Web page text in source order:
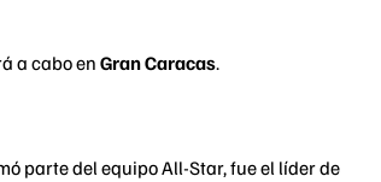
a cabo enGran Caracas.
parte del equipo All-Star, fue el líder de